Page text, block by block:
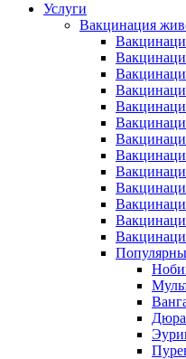
Услуги
Вакцинация